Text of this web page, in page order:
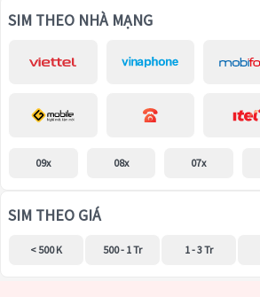
SIM THEO NHÀ MẠNG
09x 08x 07x
SIM THEO GIÁ
< 500 K 500 - 1 Tr 1 - 3 Tr